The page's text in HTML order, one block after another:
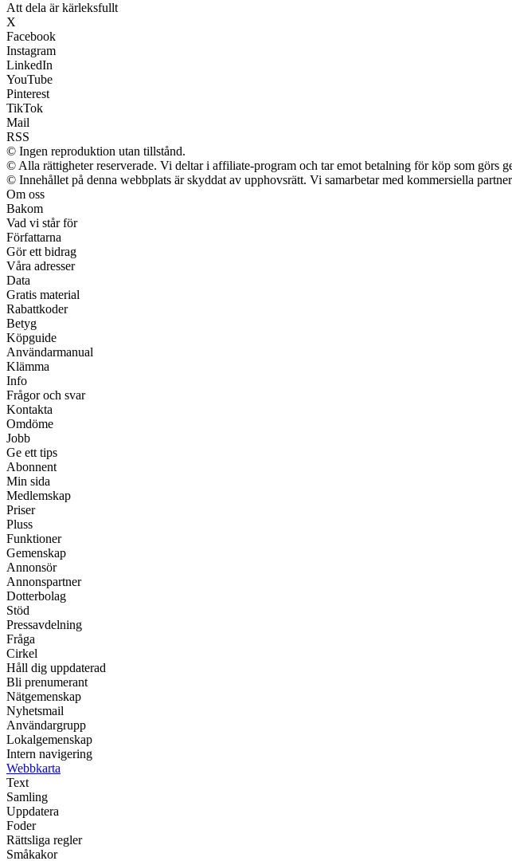
Att dela är kärleksfullt
X
Facebook
Instagram
LinkedIn
YouTube
Pinterest
TikTok
Mail
RSS
© Ingen reproduktion utan tillstånd.
© Alla rättigheter reserverade. Vi deltar i affiliate-program och tar emot betalning för köp som görs
© Innehållet på denna webbplats är skyddat av upphovsrätt. Vi samarbetar med kommersiella
Om oss
Bakom
Vad vi står för
Författarna
Gör ett bidrag
Våra adresser
Data
Gratis material
Rabattkoder
Betyg
Köpguide
Användarmanual
Klämma
Info
Frågor och svar
Kontakta
Omdöme
Jobb
Ge ett tips
Abonnent
Min sida
Medlemskap
Priser
Pluss
Funktioner
Gemenskap
Annonsör
Annonspartner
Dotterbolag
Stöd
Pressavdelning
Fråga
Cirkel
Håll dig uppdaterad
Bli prenumerant
Nätgemenskap
Nyhetsmail
Användargrupp
Lokalgemenskap
Intern navigering
Webbkarta
Text
Samling
Uppdatera
Foder
Rättsliga regler
Småkakor